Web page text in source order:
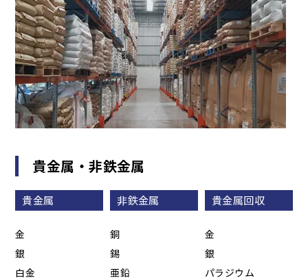
貴金属・非鉄金属
貴金属
金
銀
白金
非鉄金属
銅
錫
亜鉛
貴金属回収
金
銀
パラジウム